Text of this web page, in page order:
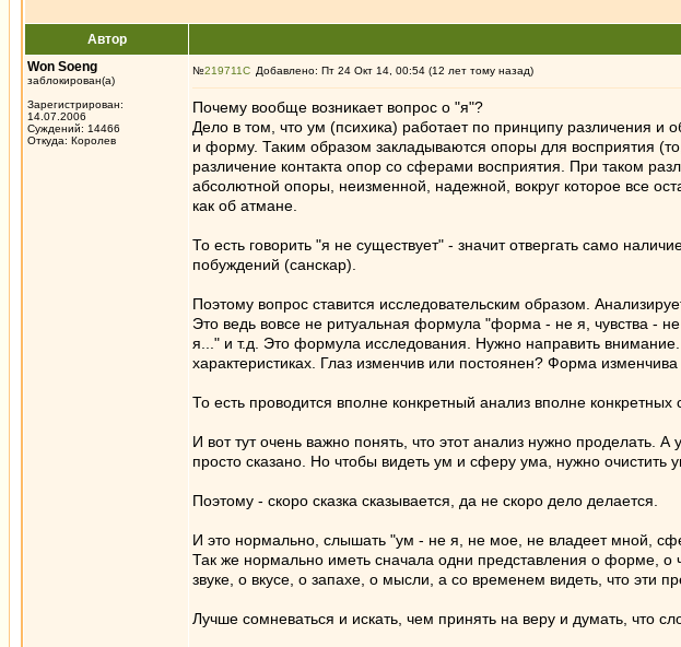
Автор
Won Soeng
заблокирован(а)
Зарегистрирован:
14.07.2006
Суждений: 14466
Откуда: Королев
№219711 Добавлено: Пт 24 Окт 14, 00:54 (12 лет тому назад)
Почему вообще возникает вопрос о "я"?
Дело в том, что ум (психика) работает по принципу различения
и форму. Таким образом закладываются опоры для восприятия
различение контакта опор со сферами восприятия. При таком
абсолютной опоры, неизменной, надежной, вокруг которое все
как об атмане.
То есть говорить "я не существует" - значит отвергать само
побуждений (санскар).
Поэтому вопрос ставится исследовательским образом.
Это ведь вовсе не ритуальная формула "форма - не я, чувства -
я..." и т.д. Это формула исследования. Нужно направить
характеристиках. Глаз изменчив или постоянен? Форма
То есть проводится вполне конкретный анализ вполне
И вот тут очень важно понять, что этот анализ нужно проделать.
просто сказано. Но чтобы видеть ум и сферу ума, нужно очистить
Поэтому - скоро сказка сказывается, да не скоро дело делается.
И это нормально, слышать "ум - не я, не мое, не владеет мной,
Так же нормально иметь сначала одни представления о форме, о
звуке, о вкусе, о запахе, о мысли, а со временем видеть, что эти
Лучше сомневаться и искать, чем принять на веру и думать, что